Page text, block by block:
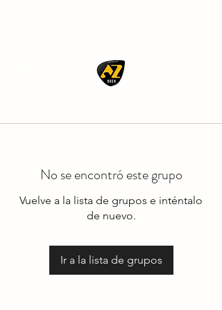
No se encontró este grupo
Vuelve a la lista de grupos e inténtalo
de nuevo.
Ir a la lista de grupos